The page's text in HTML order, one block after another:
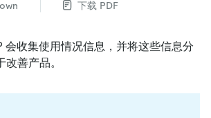
下载 PDF
会收集使用情况信息，并将这些信息分
善产品。